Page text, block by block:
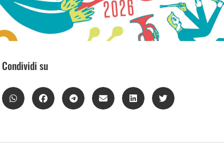
Condividi su